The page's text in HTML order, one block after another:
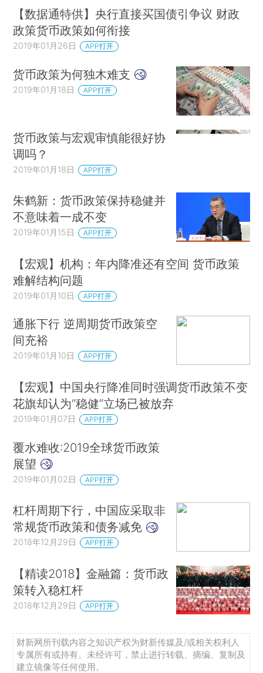
【数据通特供】央行直接买国债引争议 财政
政策货币政策如何衔接
2019年01月26日 APP打开
货币政策为何独木难支
2019年01月18日 APP打开
货币政策与宏观审慎能很好协
调吗？
2019年01月18日 APP打开
朱鹤新：货币政策保持稳健并
不意味着一成不变
2019年01月15日 APP打开
【宏观】机构：年内降准还有空间 货币政策
难解结构问题
2019年01月10日 APP打开
通胀下行 逆周期货币政策空
间充裕
2019年01月10日 APP打开
【宏观】中国央行降准同时强调货币政策不变
花旗却认为“稳健”立场已被放弃
2019年01月07日 APP打开
覆水难收:2019全球货币政策
展望
2019年01月02日 APP打开
杠杆周期下行，中国应采取非
常规货币政策和债务减免
2018年12月29日 APP打开
【精读2018】金融篇：货币政
策转入稳杠杆
2018年12月29日 APP打开
财新网所刊载内容之知识产权为财新传媒及/或相关权利人
专属所有或持有。未经许可，禁止进行转载、摘编、复制及
建立镜像等任何使用。